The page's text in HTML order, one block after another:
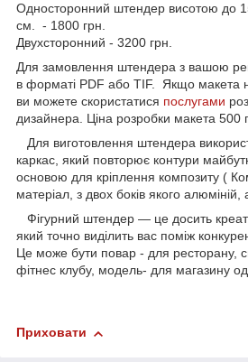
Односторонний штендер висотою до
см. - 1800 грн.
Двухсторонний - 3200 грн.
Для замовлення штендера з вашою
в форматі PDF або TIF. Якщо макета
ви можете скористатися послугами
дизайнера. Ціна розробки макета 500
Для виготовлення штендера
каркас, який повторює контури
основою для кріплення композиту (
матеріал, з двох боків якого
Фігурний штендер — це досить
який точно виділить вас поміж
Це може бути повар - для ресторану,
фітнес клубу, модель- для магазину
Приховати